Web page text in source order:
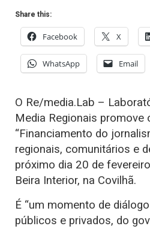
Share this:
Facebook X
WhatsApp Email
O Re/media.Lab –
Media Regionais promove
“Financiamento do
regionais, comunitários e
próximo dia 20 de
Beira Interior, na Covilhã.
É “um momento de
públicos e privados, do